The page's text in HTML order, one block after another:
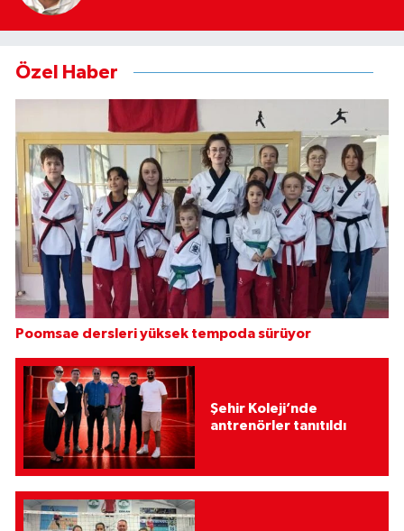
Özel Haber
Poomsae dersleri yüksek tempoda sürüyor
Şehir Koleji’nde
antrenörler tanıtıldı